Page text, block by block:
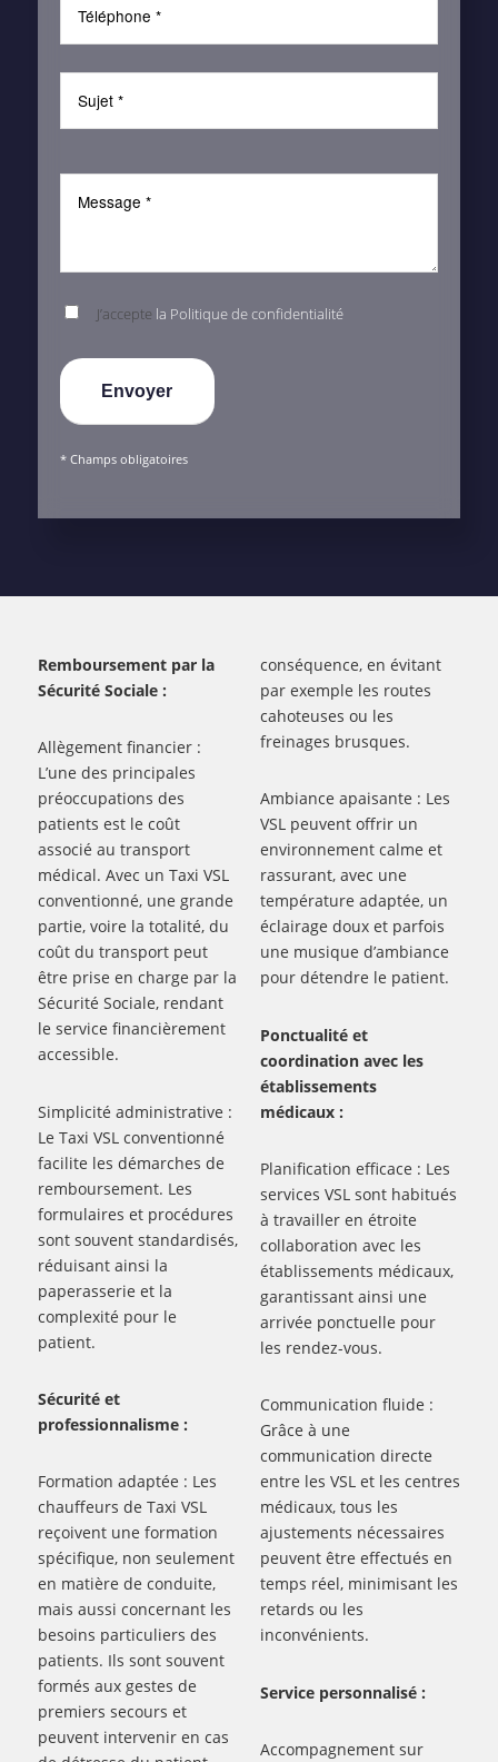
J’accepte la Politique de confidentialité
* Champs obligatoires
Remboursement par la
Sécurité Sociale :
Allègement financier :
L’une des principales
préoccupations des
patients est le coût
associé au transport
médical. Avec un Taxi VSL
conventionné, une grande
partie, voire la totalité, du
coût du transport peut
être prise en charge par la
Sécurité Sociale, rendant
le service financièrement
accessible.
Simplicité administrative :
Le Taxi VSL conventionné
facilite les démarches de
remboursement. Les
formulaires et procédures
sont souvent standardisés,
réduisant ainsi la
paperasserie et la
complexité pour le
patient.
Sécurité et
professionnalisme :
Formation adaptée : Les
chauffeurs de Taxi VSL
reçoivent une formation
spécifique, non seulement
en matière de conduite,
mais aussi concernant les
besoins particuliers des
patients. Ils sont souvent
formés aux gestes de
premiers secours et
peuvent intervenir en cas
conséquence, en évitant
par exemple les routes
cahoteuses ou les
freinages brusques.
Ambiance apaisante : Les
VSL peuvent offrir un
environnement calme et
rassurant, avec une
température adaptée, un
éclairage doux et parfois
une musique d’ambiance
pour détendre le patient.
Ponctualité et
coordination avec les
établissements
médicaux :
Planification efficace : Les
services VSL sont habitués
à travailler en étroite
collaboration avec les
établissements médicaux,
garantissant ainsi une
arrivée ponctuelle pour
les rendez-vous.
Communication fluide :
Grâce à une
communication directe
entre les VSL et les centres
médicaux, tous les
ajustements nécessaires
peuvent être effectués en
temps réel, minimisant les
retards ou les
inconvénients.
Service personnalisé :
Accompagnement sur